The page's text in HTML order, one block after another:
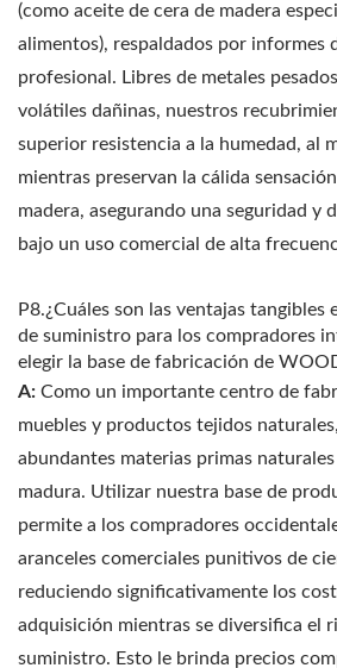
(como aceite de cera de madera
alimentos), respaldados por informes
profesional. Libres de metales
volátiles dañinas, nuestros
superior resistencia a la humedad, al
mientras preservan la cálida
madera, asegurando una seguridad y
bajo un uso comercial de alta
P8.¿Cuáles son las ventajas tangibles
de suministro para los compradores
elegir la base de fabricación de
A: Como un importante centro de
muebles y productos tejidos
abundantes materias primas
madura. Utilizar nuestra base de
permite a los compradores
aranceles comerciales punitivos de
reduciendo significativamente los
adquisición mientras se diversifica el
suministro. Esto le brinda precios